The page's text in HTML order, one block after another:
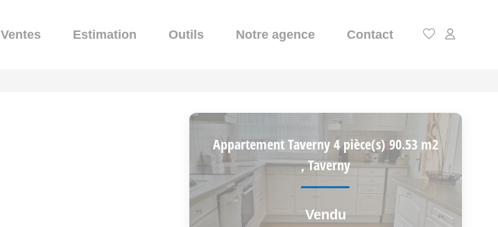
Ventes Estimation Outils Notre agence Contact
Appartement Taverny 4 pièce(s) 90.53 m2
,Taverny
Vendu